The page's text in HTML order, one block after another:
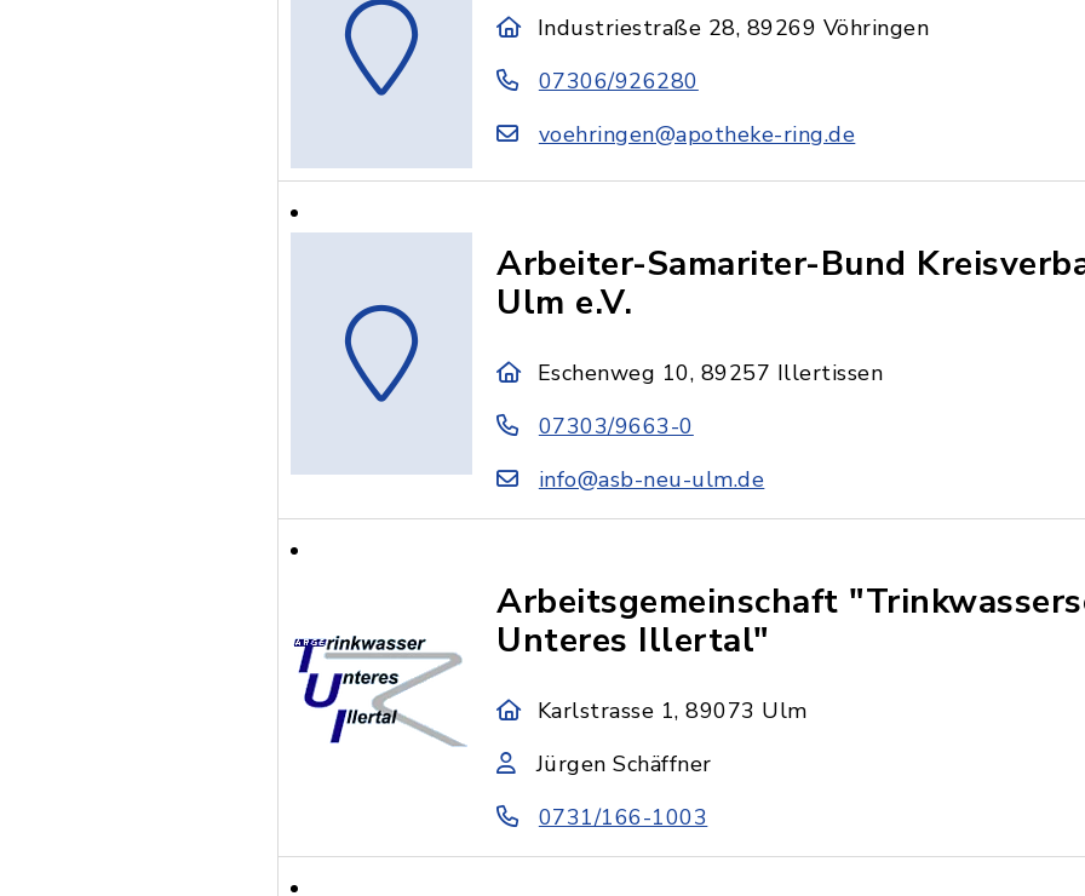
Industriestraße 28, 89269 Vöhringen
07306/926280
voehringen@apotheke-ring.de
Arbeiter-Samariter-Bund
Ulm e.V.
Eschenweg 10, 89257 Illertissen
07303/9663-0
info@asb-neu-ulm.de
Arbeitsgemeinschaft
Unteres Illertal"
Karlstrasse 1, 89073 Ulm
Jürgen Schäffner
0731/166-1003